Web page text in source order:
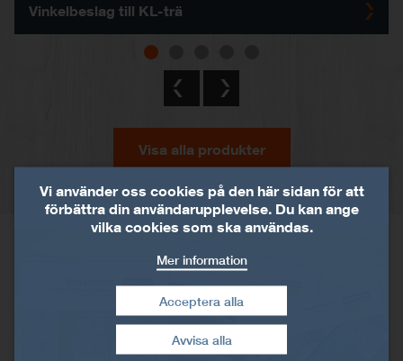
Vinkelbeslag till KL-trä
Visa alla produkter
Vi använder oss cookies på den här sidan för att
förbättra din användarupplevelse. Du kan ange
vilka cookies som ska användas.
Mer information
Avvisa alla
Acceptera alla
Dra tillbaka mitt
samtycke